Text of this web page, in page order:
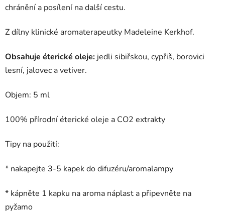
chránění a posílení na další cestu.
Z dílny klinické aromaterapeutky Madeleine Kerkhof.
Obsahuje éterické oleje: jedli sibiřskou, cypřiš, borovici
lesní, jalovec a vetiver.
Objem: 5 ml
100% přírodní éterické oleje a CO2 extrakty
Tipy na použití:
* nakapejte 3-5 kapek do difuzéru/aromalampy
* kápněte 1 kapku na aroma náplast a připevněte na
pyžamo